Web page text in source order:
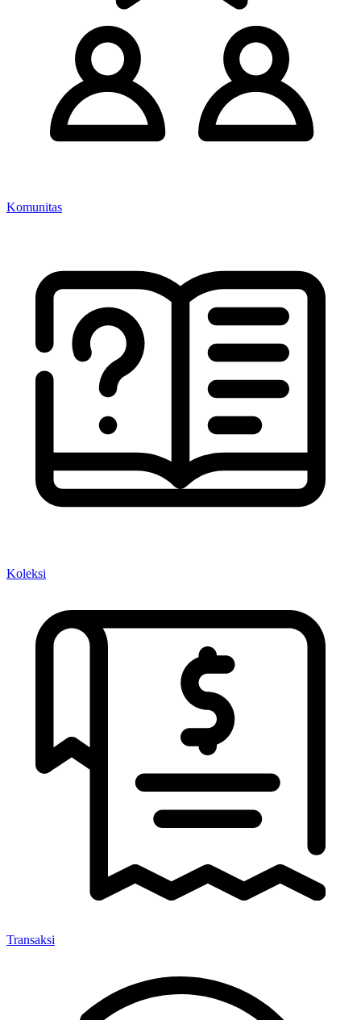
Komunitas
Koleksi
Transaksi